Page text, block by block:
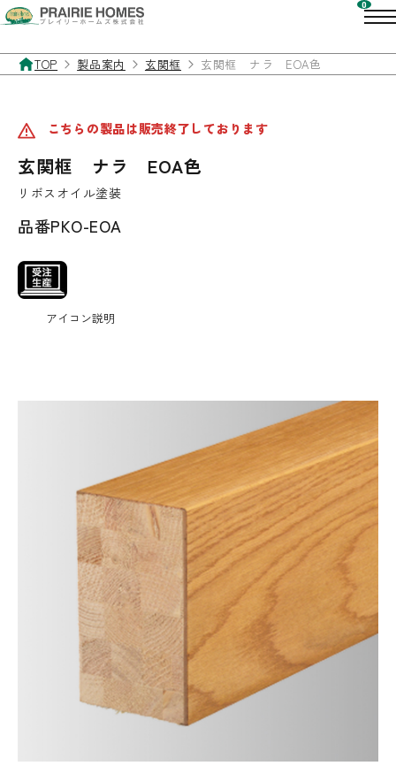
TOP 製品案内 玄関框 玄関框 ナラ EOA色
こちらの製品は販売終了しております
玄関框 ナラ EOA色
リボスオイル塗装
品番PKO-EOA
アイコン説明